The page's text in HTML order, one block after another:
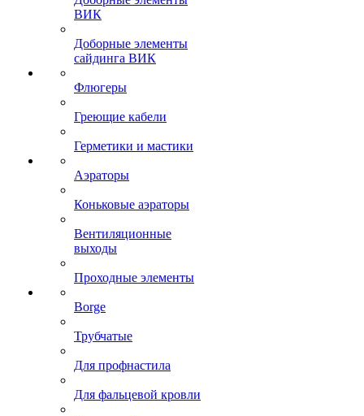
ВИК
Доборные элементы
сайдинга ВИК
Флюгеры
Греющие кабели
Герметики и мастики
Аэраторы
Коньковые аэраторы
Вентиляционные
выходы
Проходные элементы
Borge
Трубчатые
Для профнастила
Для фальцевой кровли